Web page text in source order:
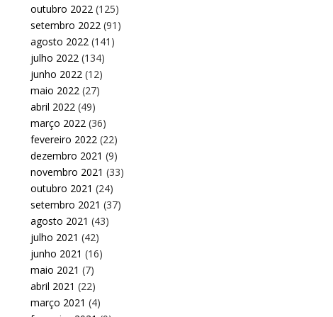
outubro 2022 (125)
setembro 2022 (91)
agosto 2022 (141)
julho 2022 (134)
junho 2022 (12)
maio 2022 (27)
abril 2022 (49)
março 2022 (36)
fevereiro 2022 (22)
dezembro 2021 (9)
novembro 2021 (33)
outubro 2021 (24)
setembro 2021 (37)
agosto 2021 (43)
julho 2021 (42)
junho 2021 (16)
maio 2021 (7)
abril 2021 (22)
março 2021 (4)